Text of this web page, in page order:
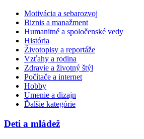
Motivácia a sebarozvoj
Biznis a manažment
Humanitné a spoločenské vedy
História
Životopisy a reportáže
Vzťahy a rodina
Zdravie a životný štýl
Počítače a internet
Hobby
Umenie a dizajn
Ďalšie kategórie
Deti a mládež